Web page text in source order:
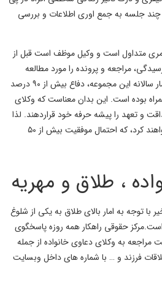
چند جلسه به جمع اوری اطلاعات و بررسی
متداول است و وکیل موظف است قبل از
مراجعه و پرونده را مورد مطالعه
قراردهد. شایان ذکر است طبق امار سالانه این مجموعه، دفاع بیش از ۹۰ درصد
بوده است. این بدان معناست که وکلای
و تعهد را پیشه حرفه خود قراردهند. لذا
در صورتی پرونده شمارا قبول خواهند کرد، که احتمال موفقیت بیش از ۵۰
، طلاق و مهریه
با توجه به امار بالای طلاق به یکی از شلوغ
حقوقی راهکار همه روزه پاسخگوی
به وکلای دعاوی خانواده از جمله
فرزند و … با شماره های داخل وبسایت